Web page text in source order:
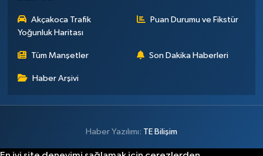
Akçakoca Trafik
Yoğunluk Haritası
Puan Durumu ve Fikstür
Tüm Manşetler Son Dakika Haberleri
Haber Arşivi
Haber Yazılımı: TE Bilişim